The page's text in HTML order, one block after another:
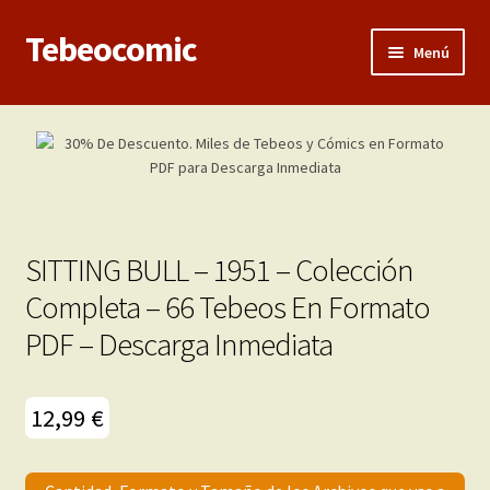
Ir
Ir
al
Tebeocomic Menú
Inicio
Adultos
Porno 3D
Inéditas
SITTING BULL – 1951 – Colección
Completa – 66 Tebeos En Formato
PDF – Descarga Inmediata
12,99 €